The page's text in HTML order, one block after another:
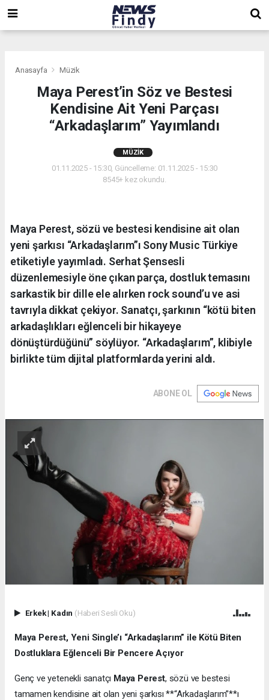
Anasayfa Müzik
Maya Perest’in Söz ve Bestesi
Kendisine Ait Yeni Parçası
“Arkadaşlarım” Yayımlandı
MÜZIK
01.11.2025 - 15:30, Güncelleme: 01.11.2025 - 15:30
8545+ kez okundu.
Maya Perest, sözü ve bestesi kendisine ait olan
yeni şarkısı “Arkadaşlarım”ı Sony Music Türkiye
etiketiyle yayımladı. Serhat Şensesli
düzenlemesiyle öne çıkan parça, dostluk temasını
sarkastik bir dille ele alırken rock sound’u ve asi
tavrıyla dikkat çekiyor. Sanatçı, şarkının “kötü biten
arkadaşlıkları eğlenceli bir hikayeye
dönüştürdüğünü” söylüyor. “Arkadaşlarım”, klibiyle
birlikte tüm dijital platformlarda yerini aldı.
ABONE OL
Erkek| Kadın (Haberi Sesli Oku)
Maya Perest, Yeni Single’ı “Arkadaşlarım” ile Kötü Biten
Dostluklara Eğlenceli Bir Pencere Açıyor
Genç ve yetenekli sanatçı Maya Perest, sözü ve bestesi
tamamen kendisine ait olan yeni şarkısı **“Arkadaşlarım”**ı